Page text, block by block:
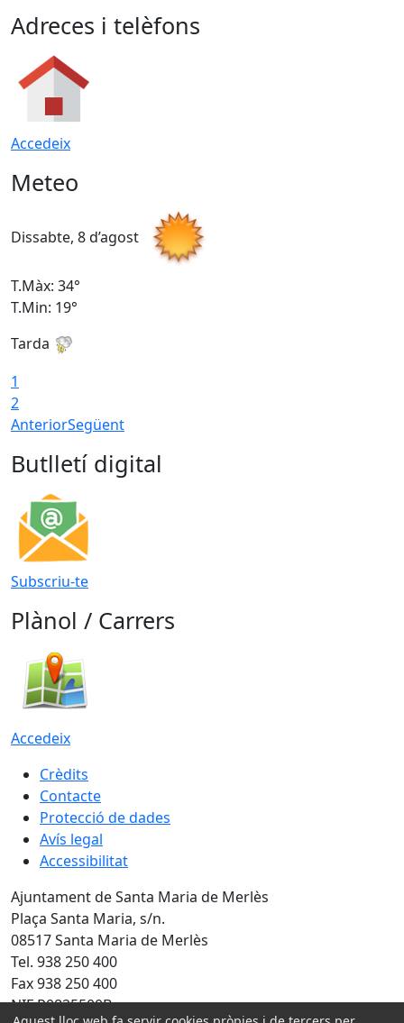
Adreces i telèfons
Accedeix
Meteo
Dissabte, 8 d’agost
T.Màx: 34°
T.Min: 19°
Tarda
1
2
AnteriorSegüent
Butlletí digital
Subscriu-te
Plànol / Carrers
Accedeix
Crèdits
Contacte
Protecció de dades
Avís legal
Accessibilitat
Ajuntament de Santa Maria de Merlès
Plaça Santa Maria, s/n.
08517 Santa Maria de Merlès
Tel. 938 250 400
Fax 938 250 400
NIF P0825500B